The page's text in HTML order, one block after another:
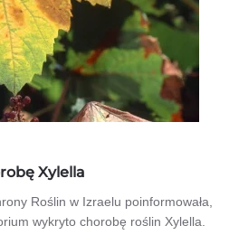
Xylella
Roślin w Izraelu poinformowała,
wykryto chorobę roślin Xylella.